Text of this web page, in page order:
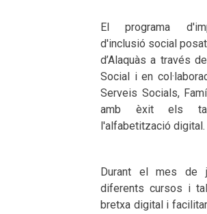
El programa
d'inclusió social posat
d’Alaquàs a través
Social i en
Serveis Socials,
amb èxit els
l'alfabetització digital.
Durant el mes de
diferents cursos i
bretxa digital i